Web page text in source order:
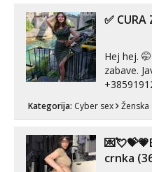
😉 Radim
✅ CURA
Hej hej.
zabave.
Whatsapp). 🤙 NE javljaj
Hvala.
Kategorija: Cyber sex
crnka